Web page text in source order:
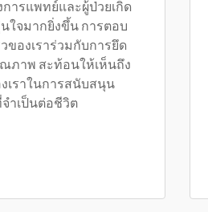
ารแพทย์และผู้ป่วยเกิด
ใจมากยิ่งขึ้น การตอบ
ของเราร่วมกับการยึด
ภาพ สะท้อนให้เห็นถึง
เราในการสนับสนุน
ำเป็นต่อชีวิต